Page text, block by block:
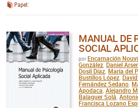
Papel:
MANUAL DE
SOCIAL
por Encarnación
González Daniel
Dosil Díaz María del
Bustillos López
Fernández Sedano
Apodaca
,Alejandro
Balaguer Solá
,
Francisca Lozano